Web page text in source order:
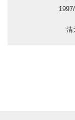
清